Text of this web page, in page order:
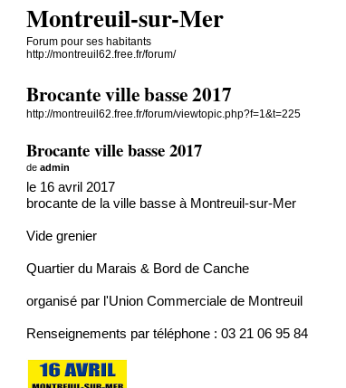
Montreuil-sur-Mer
Forum pour ses habitants
http://montreuil62.free.fr/forum/
Brocante ville basse 2017
http://montreuil62.free.fr/forum/viewtopic.php?f=1&t=225
Brocante ville basse 2017
deadmin
le 16 avril 2017
brocante de la ville basse à Montreuil-sur-Mer
Vide grenier
Quartier du Marais & Bord de Canche
organisé par l'Union Commerciale de Montreuil
Renseignements par téléphone : 03 21 06 95 84